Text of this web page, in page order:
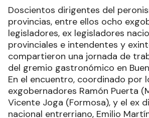
Doscientos dirigentes del
provincias, entre ellos ocho
legisladores, ex legisladores
provinciales e intendentes y
compartieron una jornada de
del gremio gastronómico en
En el encuentro, coordinado por
exgobernadores Ramón Puerta
Vicente Joga (Formosa), y el ex
nacional entrerriano, Emilio